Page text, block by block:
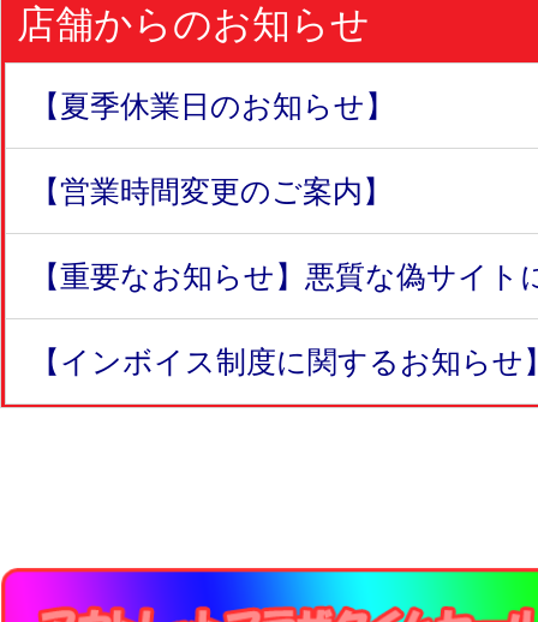
店舗からのお知らせ
【夏季休業日のお知らせ】
【営業時間変更のご案内】
【重要なお知らせ】悪質な偽サイト
【インボイス制度に関するお知らせ